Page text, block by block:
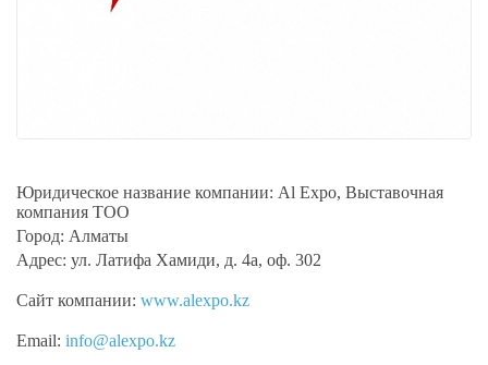
Юридическое название компании: Al Expo, Выставочная
компания ТОО
Город: Алматы
Адрес: ул. Латифа Хамиди, д. 4а, оф. 302
Сайт компании: www.alexpo.kz
Email: info@alexpo.kz